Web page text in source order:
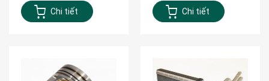
Chi tiết Chi tiết